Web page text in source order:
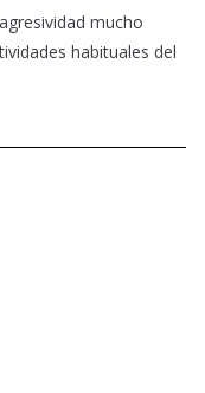
mucho
habituales del